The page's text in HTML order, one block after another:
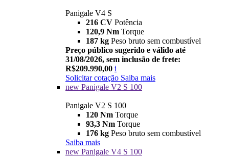
Panigale V4 S
216 CV Potência
120,9 Nm Torque
187 kg Peso bruto sem combustível
Preço público sugerido e válido até
31/08/2026, sem inclusão de frete:
R$209.990,00 i
Solicitar cotação Saiba mais
new Panigale V2 S 100
Panigale V2 S 100
120 Nm Torque
93,3 Nm Torque
176 kg Peso bruto sem combustível
Saiba mais
new Panigale V4 S 100